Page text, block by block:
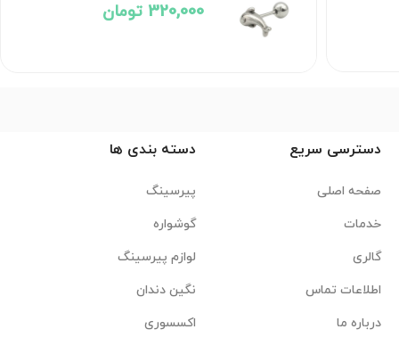
320,000 تومان
دسترسی سریع
صفحه اصلی
خدمات
گالری
اطلاعات تماس
درباره ما
دسته بندی ها
پیرسینگ
گوشواره
لوازم پیرسینگ
نگین دندان
اکسسوری